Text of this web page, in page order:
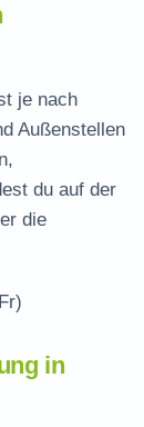
beantragen
Stelle
je nach
Außenstellen
du auf der
die
in